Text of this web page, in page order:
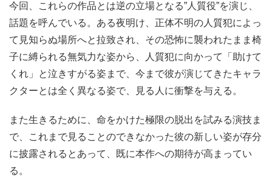
今回、これらの作品とは逆の立場となる”人質役”を演じ、
話題を呼んでいる。ある夜明け、正体不明の人質犯によっ
て見知らぬ場所へと拉致され、その恐怖に襲われたまま椅
子に縛られる無気力な姿から、人質犯に向かって「助けて
くれ」と泣きすがる姿まで、今まで彼が演じてきたキャラ
クターとは全く異なる姿で、見る人に衝撃を与える。
また生きるために、命をかけた極限の脱出を試みる演技ま
で、これまで見ることのできなかった彼の新しい姿が存分
に披露されるとあって、既に本作への期待が高まってい
る。